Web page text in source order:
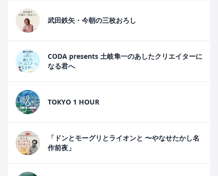
武田鉄矢・今朝の三枚おろし
CODA presents 土岐隼一のあしたクリエイターに
なる君へ
TOKYO 1 HOUR
「ドンとモーグリとライオンと 〜やなせたかし名
作前夜」